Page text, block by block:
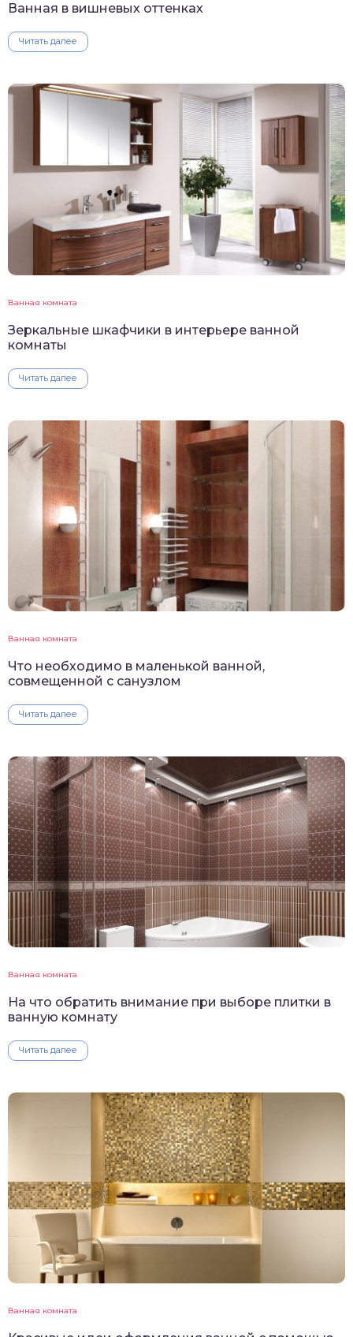
Ванная в вишневых оттенках
Читать далее
Ванная комната
Зеркальные шкафчики в интерьере ванной
комнаты
Читать далее
Ванная комната
Что необходимо в маленькой ванной,
совмещенной с санузлом
Читать далее
Ванная комната
На что обратить внимание при выборе плитки в
ванную комнату
Читать далее
Ванная комната